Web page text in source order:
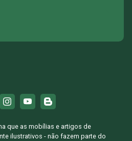
que as mobílias e artigos de
ilustrativos - não fazem parte do